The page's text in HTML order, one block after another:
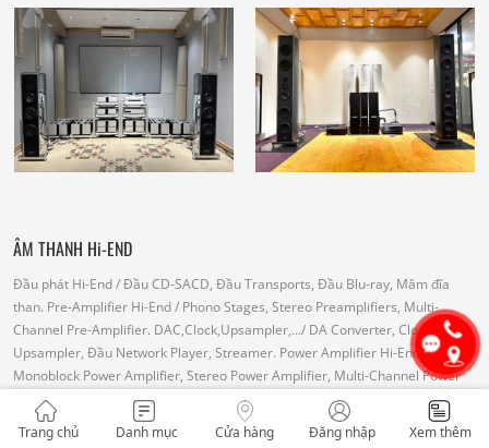
ÂM THANH Hi-END
Đầu phát Hi-End/ Đầu CD-SACD, Đầu Transports, Đầu Blu-ray, Mâm đĩa
than. Pre-Amplifier Hi-End/ Phono Stages, Stereo Preamplifiers, Multi-
Channel Pre-Amplifier. DAC,Clock,Upsampler,.../ DA Converter, Clock,
Upsampler, Đầu Network Player, Streamer. Power Amplifier Hi-End/
Monoblock Power Amplifier, Stereo Power Amplifier, Multi-Channel Power
Amplifier.
Loa Hi-End/ Loa Floorstanding, Loa Bookshelf, Loa Center, Loa
Subwoofer, Loa Loudspeaker.
Integrated Amplifier Hi-End / Intergrated
Trang chủ Danh mục Cửa hàng Đăng nhập Xem thêm